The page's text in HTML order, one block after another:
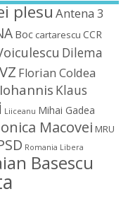
plesuAntena 3
Boc cartarescu CCR
Dilema
Florian Coldea
Klaus
Liiceanu Mihai Gadea
Macovei MRU
Romania Libera
Basescu